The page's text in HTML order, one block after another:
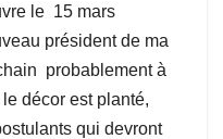
le 15 mars
président de ma
probablement à
décor est planté,
qui devront